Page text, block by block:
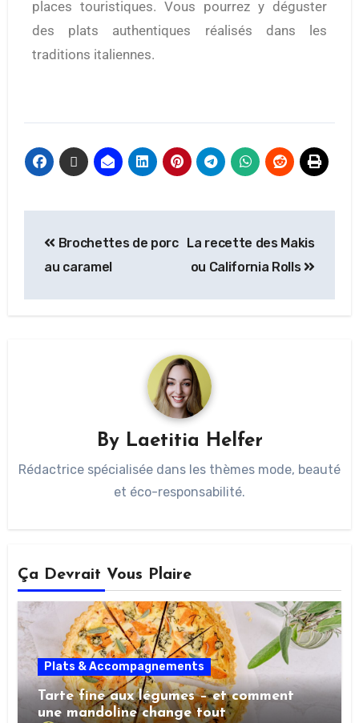
places touristiques. Vous pourrez y déguster
des plats authentiques réalisés dans les
traditions italiennes.
Brochettes de porc
au caramel
La recette des Makis
ou California Rolls
By Laetitia Helfer
Rédactrice spécialisée dans les thèmes mode, beauté
et éco-responsabilité.
Ça Devrait Vous Plaire
Plats & Accompagnements
Tarte fine aux légumes – et comment
une mandoline change tout